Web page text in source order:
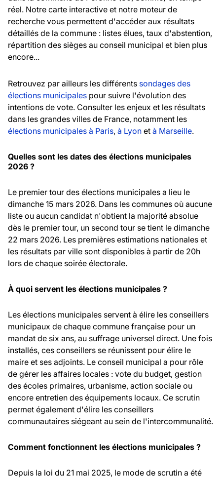
réel. Notre carte interactive et notre moteur de
recherche vous permettent d'accéder aux résultats
détaillés de la commune : listes élues, taux d'abstention,
répartition des sièges au conseil municipal et bien plus
encore...
Retrouvez par ailleurs les différents sondages des
élections municipales pour suivre l'évolution des
intentions de vote. Consulter les enjeux et les résultats
dans les grandes villes de France, notamment les
élections municipales à Paris, à Lyon et à Marseille.
Quelles sont les dates des élections municipales
2026 ?
Le premier tour des élections municipales a lieu le
dimanche 15 mars 2026. Dans les communes où aucune
liste ou aucun candidat n'obtient la majorité absolue
dès le premier tour, un second tour se tient le dimanche
22 mars 2026. Les premières estimations nationales et
les résultats par ville sont disponibles à partir de 20h
lors de chaque soirée électorale.
À quoi servent les élections municipales ?
Les élections municipales servent à élire les conseillers
municipaux de chaque commune française pour un
mandat de six ans, au suffrage universel direct. Une fois
installés, ces conseillers se réunissent pour élire le
maire et ses adjoints. Le conseil municipal a pour rôle
de gérer les affaires locales : vote du budget, gestion
des écoles primaires, urbanisme, action sociale ou
encore entretien des équipements locaux. Ce scrutin
permet également d'élire les conseillers
communautaires siégeant au sein de l'intercommunalité.
Comment fonctionnent les élections municipales ?
Depuis la loi du 21 mai 2025, le mode de scrutin a été